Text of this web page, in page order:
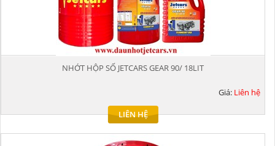
NHỚT HỘP SỐ JETCARS GEAR 90/ 18LIT
Giá: Liên hệ
LIÊN HỆ